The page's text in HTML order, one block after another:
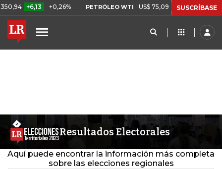
+6,13 +0,26% PETRÓLEO WTI US$ 75,09 -US$ 0,24 -0,32%
SUSCRÍBASE
Resultados Electorales
Aquí puede encontrar la información más completa
sobre las elecciones regionales